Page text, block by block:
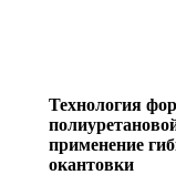
Технология
применение
окантовки